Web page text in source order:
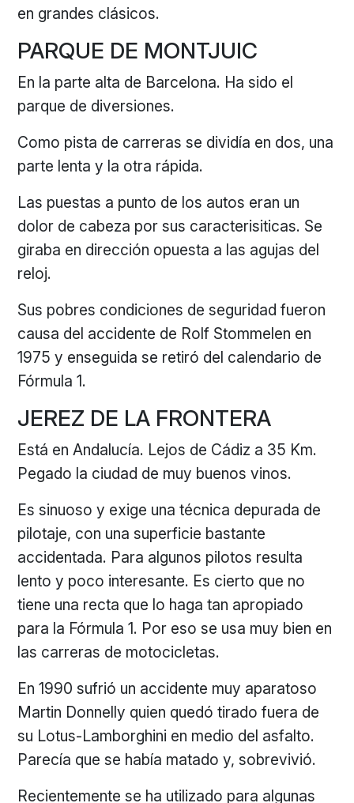
en grandes clásicos.
PARQUE DE MONTJUIC
En la parte alta de Barcelona. Ha sido el
parque de diversiones.
Como pista de carreras se dividía en dos, una
parte lenta y la otra rápida.
Las puestas a punto de los autos eran un
dolor de cabeza por sus caracterisiticas. Se
giraba en dirección opuesta a las agujas del
reloj.
Sus pobres condiciones de seguridad fueron
causa del accidente de Rolf Stommelen en
1975 y enseguida se retiró del calendario de
Fórmula 1.
JEREZ DE LA FRONTERA
Está en Andalucía. Lejos de Cádiz a 35 Km.
Pegado la ciudad de muy buenos vinos.
Es sinuoso y exige una técnica depurada de
pilotaje, con una superficie bastante
accidentada. Para algunos pilotos resulta
lento y poco interesante. Es cierto que no
tiene una recta que lo haga tan apropiado
para la Fórmula 1. Por eso se usa muy bien en
las carreras de motocicletas.
En 1990 sufrió un accidente muy aparatoso
Martin Donnelly quien quedó tirado fuera de
su Lotus-Lamborghini en medio del asfalto.
Parecía que se había matado y, sobrevivió.
Recientemente se ha utilizado para algunas